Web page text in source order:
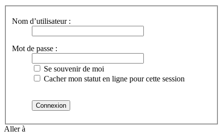
Nom d’utilisateur :
Mot de passe :
Se souvenir de moi
Cacher mon statut en ligne pour cette session
Aller à